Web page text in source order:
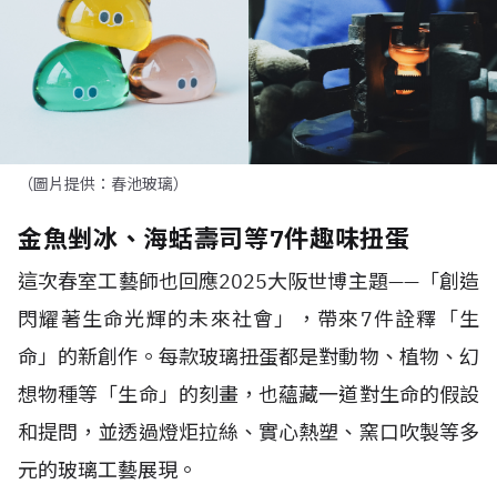
（圖片提供：春池玻璃）
金魚剉冰、海蛞壽司等7件趣味扭蛋
這次春室工藝師也回應2025大阪世博主題——「創造
閃耀著生命光輝的未來社會」，帶來7件詮釋「生
命」的新創作。每款玻璃扭蛋都是對動物、植物、幻
想物種等「生命」的刻畫，也蘊藏一道對生命的假設
和提問，並透過燈炬拉絲、實心熱塑、窯口吹製等多
元的玻璃工藝展現。